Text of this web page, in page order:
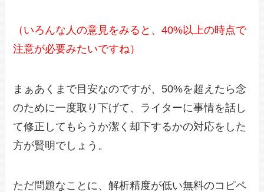
（いろんな人の意見をみると、40%以上の時点で
注意が必要みたいですね）
まぁあくまで目安なのですが、50%を超えたら念
のために一度取り下げて、ライターに事情を話し
て修正してもらうか潔く却下するかの対応をした
方が賢明でしょう。
ただ問題なことに、解析精度が低い無料のコピペ